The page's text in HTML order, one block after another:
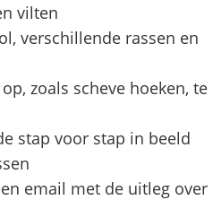
vilten
verschillende rassen en
zoals scheve hoeken, te
stap voor stap in beeld
email met de uitleg over